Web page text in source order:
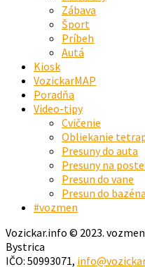
Zábava
Šport
Príbeh
Autá
Kiosk
VozickarMAP
Poradňa
Video-tipy
Cvičenie
Obliekanie
Presuny do auta
Presuny na
Presun do vane
Presun do bazéna
#vozmen
Vozickar.info © 2023.
Bystrica
IČO: 50993071,